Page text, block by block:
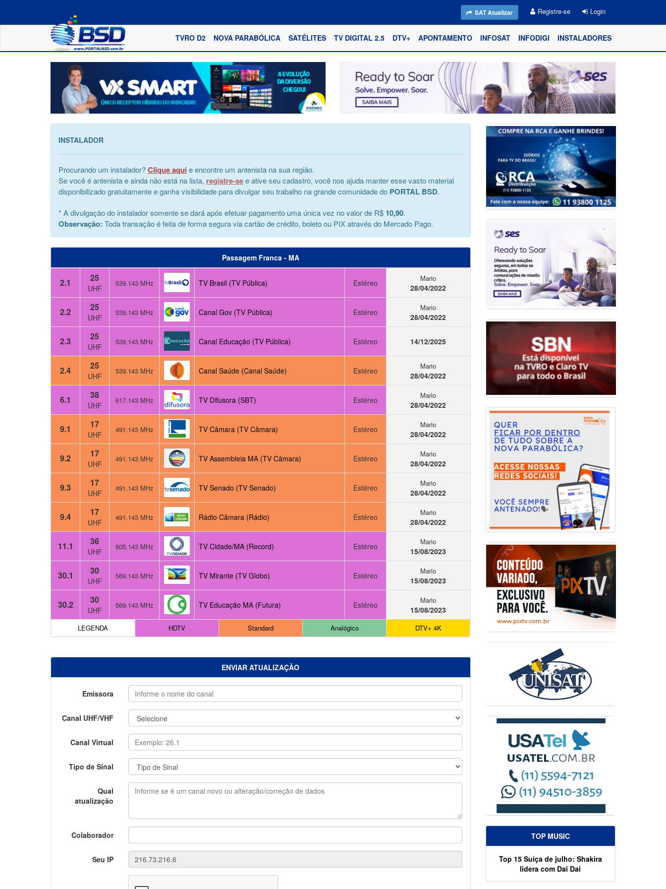
SAT Atualizar Registre-se Login
TVRO D2 NOVA PARABÓLICA SATÉLITES TV DIGITAL 2.5 DTV+ APONTAMENTO INFOSAT INFODIGI INSTALADORES
INSTALADOR
Procurando um instalador?Clique aqui e encontre um antenista na sua região.
Se você é antenista e ainda não está na lista, registre-see ative seu cadastro, você nos ajuda manter esse vasto material
disponibilizado gratuitamente e ganha visibilidade para divulgar seu trabalho na grande comunidade do PORTAL BSD.
* A divulgação do instalador somente se dará após efetuar pagamento uma única vez no valor de R$ 10,90.
Observação: Toda transação é feita de forma segura via cartão de crédito, boleto ou PIX através do Mercado Pago.
Passagem Franca - MA
2.1 25
UHF
539.143 MHz TV Brasil (TV Pública) Estéreo Mario
28/04/2022
2.2 25
UHF
539.143 MHz Canal Gov (TV Pública) Estéreo Mario
28/04/2022
2.3 25
UHF
539.143 MHz Canal Educação (TV Pública) Estéreo 14/12/2025
2.4 25
UHF
539.143 MHz Canal Saúde (Canal Saúde) Estéreo Mario
28/04/2022
6.1 38
UHF
617.143 MHz TV Difusora (SBT) Estéreo Mario
28/04/2022
9.1 17
UHF
491.143 MHz TV Câmara (TV Câmara) Estéreo Mario
28/04/2022
9.2 17
UHF
491.143 MHz TV Assembleia MA (TV Câmara) Estéreo Mario
28/04/2022
9.3 17
UHF
491.143 MHz TV Senado (TV Senado) Estéreo Mario
28/04/2022
9.4 17
UHF
491.143 MHz Rádio Câmara (Rádio) Estéreo Mario
28/04/2022
11.1 36
UHF
605.143 MHz TV Cidade/MA (Record) Estéreo Mario
15/08/2023
30.1 30
UHF
569.143 MHz TV Mirante (TV Globo) Estéreo Mario
15/08/2023
30.2 30
UHF
569.143 MHz TV Educação MA (Futura) Estéreo Mario
15/08/2023
LEGENDA HDTV Standard Analógico DTV+ 4K
ENVIAR ATUALIZAÇÃO
Emissora
Canal UHF/VHF
Canal Virtual
Tipo de Sinal
Qual
atualização
Colaborador
Seu IP
TOP MUSIC
Top 15 Suíça de julho: Shakira
lidera com Dai Dai